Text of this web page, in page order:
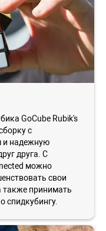
GoCube Rubik's
с
надежную
друга. С
можно
свои
также принимать
спидкубингу.